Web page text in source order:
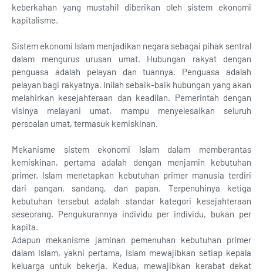
keberkahan yang mustahil diberikan oleh sistem ekonomi
kapitalisme.
Sistem ekonomi Islam menjadikan negara sebagai pihak sentral
dalam mengurus urusan umat. Hubungan rakyat dengan
penguasa adalah pelayan dan tuannya. Penguasa adalah
pelayan bagi rakyatnya. Inilah sebaik-baik hubungan yang akan
melahirkan kesejahteraan dan keadilan. Pemerintah dengan
visinya melayani umat, mampu menyelesaikan seluruh
persoalan umat, termasuk kemiskinan.
Mekanisme sistem ekonomi Islam dalam memberantas
kemiskinan, pertama adalah dengan menjamin kebutuhan
primer. Islam menetapkan kebutuhan primer manusia terdiri
dari pangan, sandang, dan papan. Terpenuhinya ketiga
kebutuhan tersebut adalah standar kategori kesejahteraan
seseorang. Pengukurannya individu per individu, bukan per
kapita.
Adapun mekanisme jaminan pemenuhan kebutuhan primer
dalam Islam, yakni pertama, Islam mewajibkan setiap kepala
keluarga untuk bekerja. Kedua, mewajibkan kerabat dekat